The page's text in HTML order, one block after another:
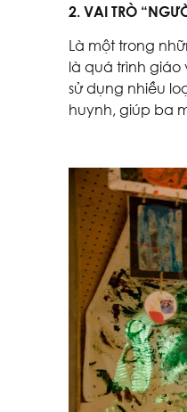
2. VAI TRÒ
Là một trong
là quá trình
sử dụng nhiều
huynh, giúp ba